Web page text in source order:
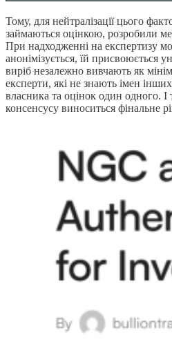
Тому, для нейтралізації цього
займаються оцінкою, розробили
При надходженні на експертизу
анонімізується, їй присвоюється
виріб незалежно вивчають як
експерти, які не знають імен інших
власника та оцінок один одного. І
консенсусу виноситься фінальне